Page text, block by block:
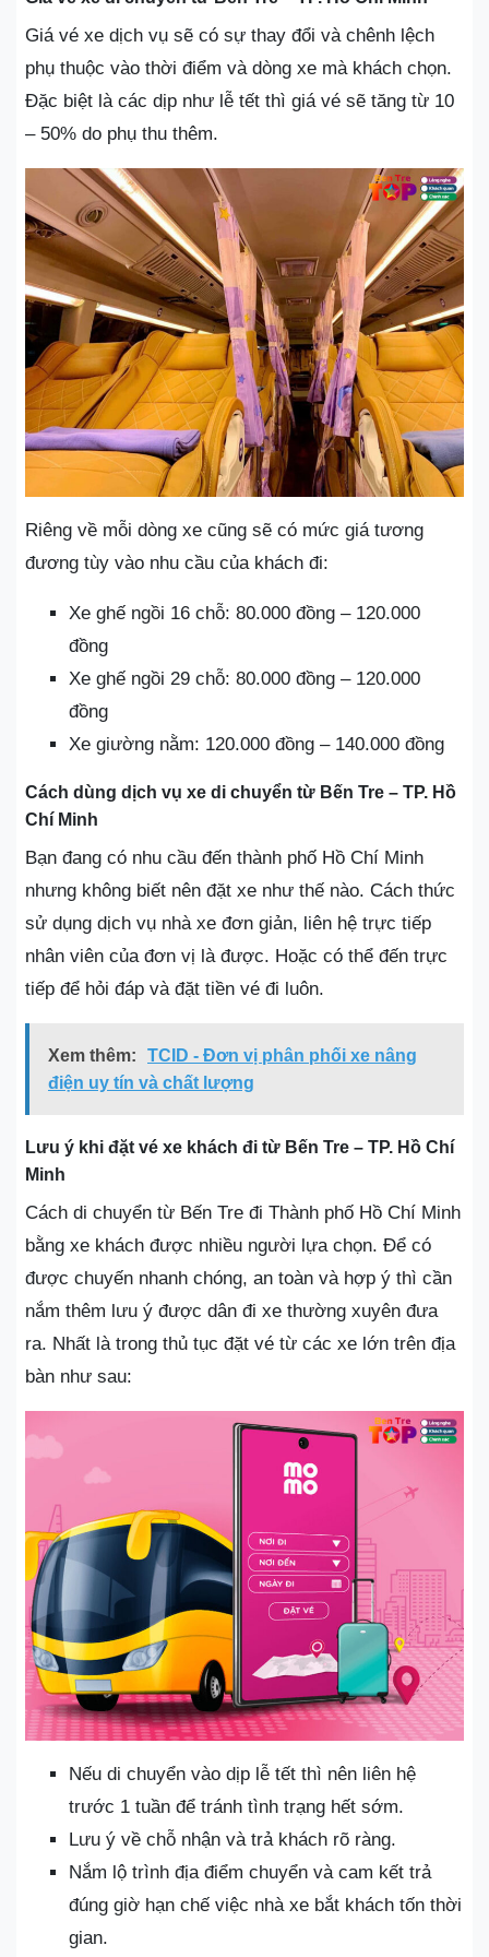
Giá vé xe dịch vụ sẽ có sự thay đổi và chênh lệch
phụ thuộc vào thời điểm và dòng xe mà khách chọn.
Đặc biệt là các dịp như lễ tết thì giá vé sẽ tăng từ 10
– 50% do phụ thu thêm.
Riêng về mỗi dòng xe cũng sẽ có mức giá tương
đương tùy vào nhu cầu của khách đi:
Xe ghế ngồi 16 chỗ: 80.000 đồng – 120.000
đồng
Xe ghế ngồi 29 chỗ: 80.000 đồng – 120.000
đồng
Xe giường nằm: 120.000 đồng – 140.000 đồng
Cách dùng dịch vụ xe di chuyển từ Bến Tre – TP. Hồ
Chí Minh
Bạn đang có nhu cầu đến thành phố Hồ Chí Minh
nhưng không biết nên đặt xe như thế nào. Cách thức
sử dụng dịch vụ nhà xe đơn giản, liên hệ trực tiếp
nhân viên của đơn vị là được. Hoặc có thể đến trực
tiếp để hỏi đáp và đặt tiền vé đi luôn.
Xem thêm:
TCID - Đơn vị phân phối xe nâng
điện uy tín và chất lượng
Lưu ý khi đặt vé xe khách đi từ Bến Tre – TP. Hồ Chí
Minh
Cách di chuyển từ Bến Tre đi Thành phố Hồ Chí Minh
bằng xe khách được nhiều người lựa chọn. Để có
được chuyến nhanh chóng, an toàn và hợp ý thì cần
nắm thêm lưu ý được dân đi xe thường xuyên đưa
ra. Nhất là trong thủ tục đặt vé từ các xe lớn trên địa
bàn như sau:
Nếu di chuyển vào dịp lễ tết thì nên liên hệ
trước 1 tuần để tránh tình trạng hết sớm.
Lưu ý về chỗ nhận và trả khách rõ ràng.
Nắm lộ trình địa điểm chuyển và cam kết trả
đúng giờ hạn chế việc nhà xe bắt khách tốn thời
gian.